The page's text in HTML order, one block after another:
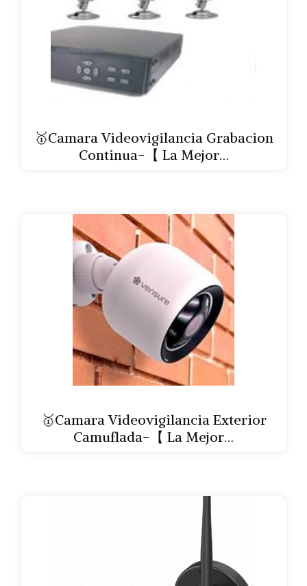
🥇Camara Videovigilancia Grabacion
Continua-【 La Mejor…
🥇Camara Videovigilancia Exterior
Camuflada-【 La Mejor…